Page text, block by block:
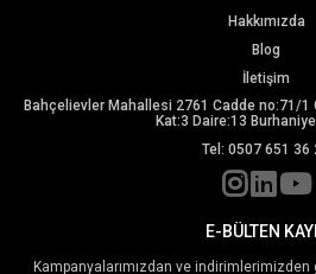
Hakkımızda
Blog
İletişim
Bahçelievler Mahallesi 2761 Cadde no:71/1
Kat:3 Daire:13
Tel: 0507 651 36
E-BÜLTEN
Kampanyalarımızdan ve